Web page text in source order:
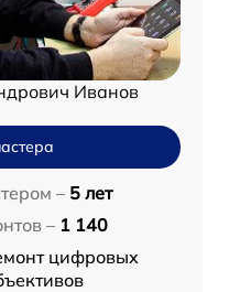
Иванов
– 5 лет
– 1 140
цифровых